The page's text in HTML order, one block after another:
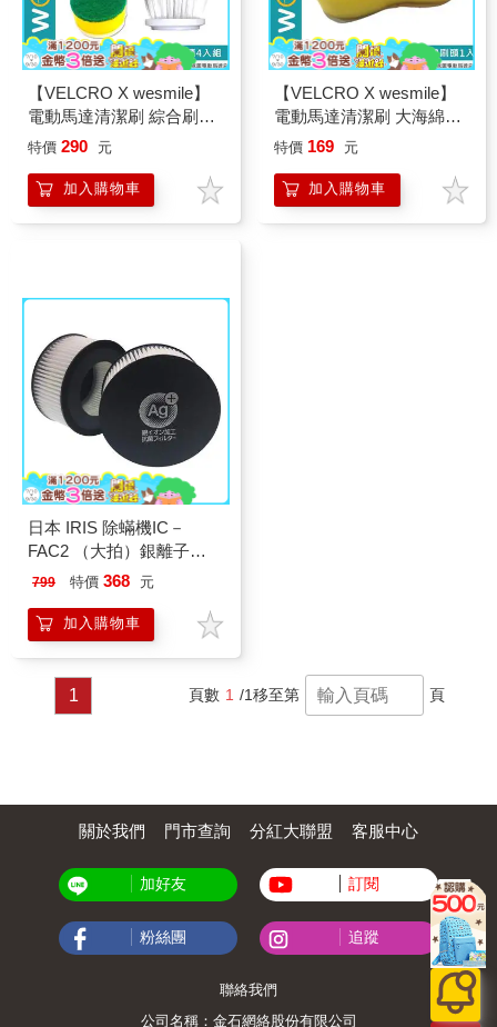
【VELCRO X wesmile】
電動馬達清潔刷 綜合刷頭
4入組
特價 290 元
加入購物車
【VELCRO X wesmile】
電動馬達清潔刷 大海綿刷
頭1入
特價 169 元
加入購物車
日本 IRIS 除蟎機IC－
FAC2 （大拍）銀離子
HEPA過濾網－2入（CF－
799 特價 368 元
加入購物車
1 頁數 1 /1移至第 頁
關於我們 門市查詢 分紅大聯盟 客服中心
加好友 訂閱
粉絲團 追蹤
聯絡我們
公司名稱：金石網絡股份有限公司